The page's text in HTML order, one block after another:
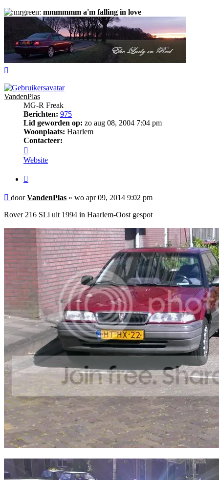
mmmmmm a'm falling in love
VandenPlas
MG-R Freak
Berichten: 975
Lid geworden op: zo aug 08, 2004 7:04 pm
Woonplaats: Haarlem
Contacteer:
VandenPlas
Website
Bericht
doorVandenPlas » wo apr 09, 2014 9:02 pm
Rover 216 SLi uit 1994 in Haarlem-Oost gespot